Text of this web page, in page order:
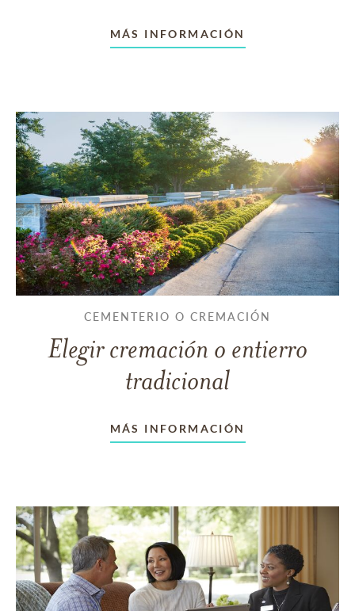
MÁS INFORMACIÓN
CEMENTERIO O CREMACIÓN
Elegir cremación o entierro
tradicional
MÁS INFORMACIÓN